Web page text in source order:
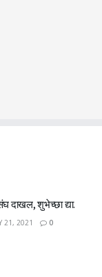
दाखल, शुभेच्छा द्या.
21, 2021 0